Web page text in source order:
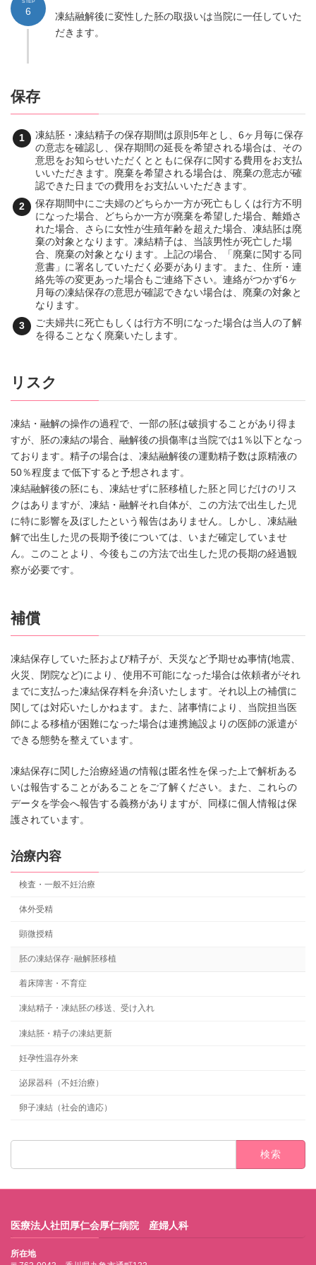
凍結融解後に変性した胚の取扱いは当院に一任していた
だきます。
6
保存
凍結胚・凍結精子の保存期間は原則5年とし、6ヶ月毎に保存
の意志を確認し、保存期間の延長を希望される場合は、その
意思をお知らせいただくとともに保存に関する費用をお支払
いいただきます。廃棄を希望される場合は、廃棄の意志が確
認できた日までの費用をお支払いいただきます。
保存期間中にご夫婦のどちらか一方が死亡もしくは行方不明
になった場合、どちらか一方が廃棄を希望した場合、離婚さ
れた場合、さらに女性が生殖年齢を超えた場合、凍結胚は廃
棄の対象となります。凍結精子は、当該男性が死亡した場
合、廃棄の対象となります。上記の場合、「廃棄に関する同
意書」に署名していただく必要があります。また、住所・連
絡先等の変更あった場合もご連絡下さい。連絡がつかず6ヶ
月毎の凍結保存の意思が確認できない場合は、廃棄の対象と
なります。
ご夫婦共に死亡もしくは行方不明になった場合は当人の了解
を得ることなく廃棄いたします。
リスク
凍結・融解の操作の過程で、一部の胚は破損することがあり得ま
すが、胚の凍結の場合、融解後の損傷率は当院では1％以下となっ
ております。精子の場合は、凍結融解後の運動精子数は原精液の
50％程度まで低下すると予想されます。
凍結融解後の胚にも、凍結せずに胚移植した胚と同じだけのリス
クはありますが、凍結・融解それ自体が、この方法で出生した児
に特に影響を及ぼしたという報告はありません。しかし、凍結融
解で出生した児の長期予後については、いまだ確定していませ
ん。このことより、今後もこの方法で出生した児の長期の経過観
察が必要です。
補償
凍結保存していた胚および精子が、天災など予期せぬ事情(地震、
火災、閉院など)により、使用不可能になった場合は依頼者がそれ
までに支払った凍結保存料を弁済いたします。それ以上の補償に
関しては対応いたしかねます。また、諸事情により、当院担当医
師による移植が困難になった場合は連携施設よりの医師の派遣が
できる態勢を整えています。
凍結保存に関した治療経過の情報は匿名性を保った上で解析ある
いは報告することがあることをご了解ください。また、これらの
データを学会へ報告する義務がありますが、同様に個人情報は保
護されています。
治療内容
検査・一般不妊治療
体外受精
顕微授精
胚の凍結保存･融解胚移植
着床障害・不育症
凍結精子・凍結胚の移送、受け入れ
凍結胚・精子の凍結更新
妊孕性温存外来
泌尿器科（不妊治療）
卵子凍結（社会的適応）
検
医療法人社団厚仁会厚仁病院 産婦人科
所在地